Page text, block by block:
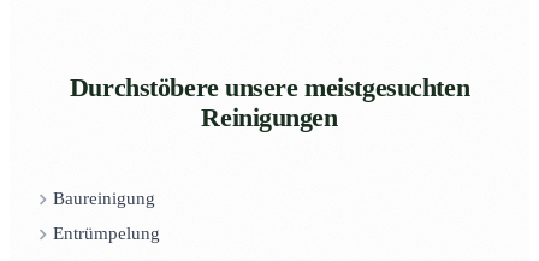
Durchstöbere unsere meistgesuchten
Reinigungen
Baureinigung
Entrümpelung